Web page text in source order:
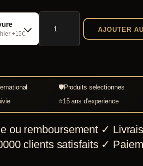
+15€
quantité
Heaume
de
sucre
Armoury
AJOUTER
🛡Produits selectionnes
⭐15 ans d'experience
ou remboursement ✓
clients satisfaits ✓